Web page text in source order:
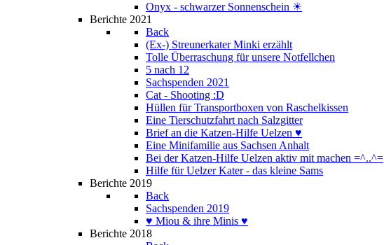
Onyx - schwarzer Sonnenschein ☀
Berichte 2021
Back
(Ex-) Streunerkater Minki erzählt
Tolle Überraschung für unsere Notfellchen
5 nach 12
Sachspenden 2021
Cat - Shooting :D
Hüllen für Transportboxen von Raschelkissen
Eine Tierschutzfahrt nach Salzgitter
Brief an die Katzen-Hilfe Uelzen ♥
Eine Minifamilie aus Sachsen Anhalt
Bei der Katzen-Hilfe Uelzen aktiv mit machen =^..^=
Hilfe für Uelzer Kater - das kleine Sams
Berichte 2019
Back
Sachspenden 2019
♥ Miou & ihre Minis ♥
Berichte 2018